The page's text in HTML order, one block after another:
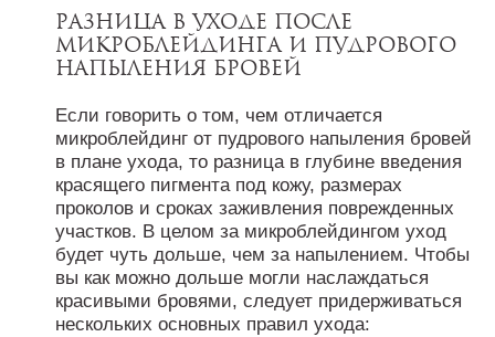
Разница в уходе после
микроблейдинга и пудрового
напыления бровей
Если говорить о том, чем отличается
микроблейдинг от пудрового напыления бровей
в плане ухода, то разница в глубине введения
красящего пигмента под кожу, размерах
проколов и сроках заживления поврежденных
участков. В целом за микроблейдингом уход
будет чуть дольше, чем за напылением. Чтобы
вы как можно дольше могли наслаждаться
красивыми бровями, следует придерживаться
нескольких основных правил ухода: